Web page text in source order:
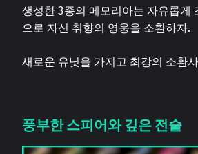
생성한 3종의 메모리아는 자유롭게
으로 자신 취향의 영웅을 소환하자.
새로운 유닛을 가지고 최강의 소환
풍부한 스피어와 깊은 전술